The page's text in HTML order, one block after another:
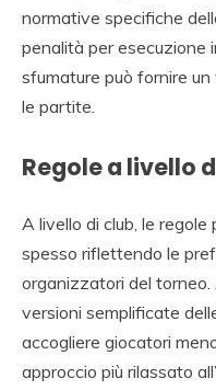
normative specifiche
penalità per esecuzione
sfumature può fornire
le partite.
Regole a livello
A livello di club, le regole
spesso riflettendo le
organizzatori del
versioni semplificate
accogliere giocatori
approccio più rilassato